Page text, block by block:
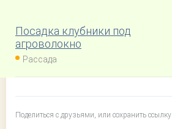
Посадка клубники под
агроволокно
Рассада
Поделиться с друзьями, или сохранить ссылку